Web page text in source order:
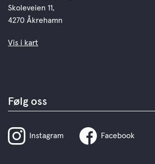
Skoleveien 11,
4270 Åkrehamn
Vis i kart
Følg oss
Instagram Facebook